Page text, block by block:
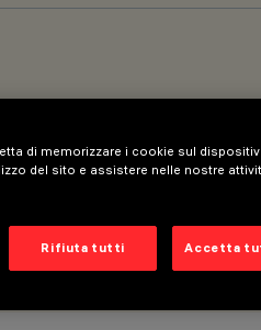
di memorizzare i cookie sul
del sito e assistere nelle nostre
Rifiuta tutti Accetta